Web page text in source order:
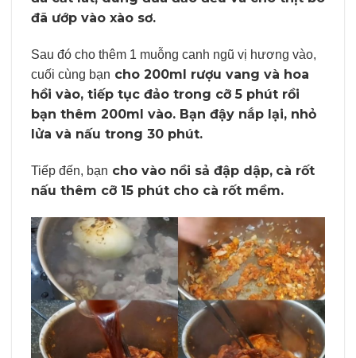
đã ướp vào xào sơ.
Sau đó cho thêm 1 muỗng canh ngũ vị hương vào,
cuối cùng bạn cho 200ml rượu vang và hoa
hồi vào, tiếp tục đảo trong cỡ 5 phút rồi
bạn thêm 200ml vào. Bạn đậy nắp lại, nhỏ
lửa và nấu trong 30 phút.
Tiếp đến, bạn cho vào nồi sả đập dập, cà rốt
nấu thêm cỡ 15 phút cho cà rốt mềm.